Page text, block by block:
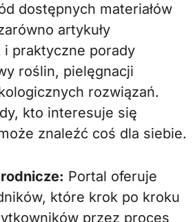
dostępnych materiałów
artykuły
praktyczne porady
roślin, pielęgnacji
rozwiązań.
kto interesuje się
znaleźć coś dla siebie.
Portal oferuje
które krok po kroku
przez proces